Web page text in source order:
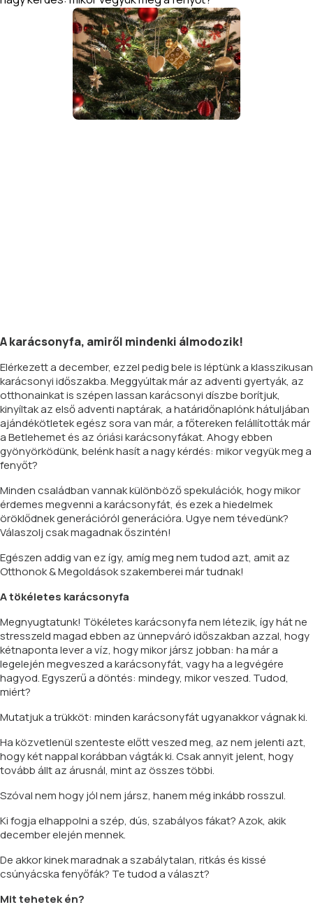
A karácsonyfa, amiről mindenki álmodozik!
Elérkezett a december, ezzel pedig bele is léptünk a klasszikusan
karácsonyi időszakba. Meggyúltak már az adventi gyertyák, az
otthonainkat is szépen lassan karácsonyi díszbe borítjuk,
kinyíltak az első adventi naptárak, a határidőnaplónk hátuljában
ajándékötletek egész sora van már, a főtereken felállították már
a Betlehemet és az óriási karácsonyfákat. Ahogy ebben
gyönyörködünk, belénk hasít a nagy kérdés: mikor vegyük meg a
fenyőt?
Minden családban vannak különböző spekulációk, hogy mikor
érdemes megvenni a karácsonyfát, és ezek a hiedelmek
öröklődnek generációról generációra. Ugye nem tévedünk?
Válaszolj csak magadnak őszintén!
Egészen addig van ez így, amíg meg nem tudod azt, amit az
Otthonok & Megoldások szakemberei már tudnak!
A tökéletes karácsonyfa
Megnyugtatunk! Tökéletes karácsonyfa nem létezik, így hát ne
stresszeld magad ebben az ünnepváró időszakban azzal, hogy
kétnaponta lever a víz, hogy mikor jársz jobban: ha már a
legelején megveszed a karácsonyfát, vagy ha a legvégére
hagyod. Egyszerű a döntés: mindegy, mikor veszed. Tudod,
miért?
Mutatjuk a trükköt: minden karácsonyfát ugyanakkor vágnak ki.
Ha közvetlenül szenteste előtt veszed meg, az nem jelenti azt,
hogy két nappal korábban vágták ki. Csak annyit jelent, hogy
tovább állt az árusnál, mint az összes többi.
Szóval nem hogy jól nem jársz, hanem még inkább rosszul.
Ki fogja elhappolni a szép, dús, szabályos fákat? Azok, akik
december elején mennek.
De akkor kinek maradnak a szabálytalan, ritkás és kissé
csúnyácska fenyőfák? Te tudod a választ?
Mit tehetek én?